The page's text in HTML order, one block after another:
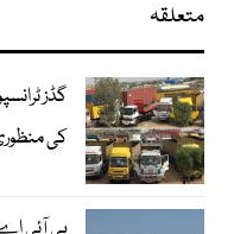
متعلقہ
گڈز
کی